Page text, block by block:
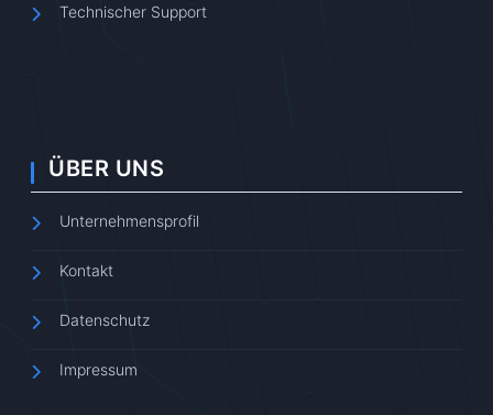
Technischer Support
ÜBER UNS
Unternehmensprofil
Kontakt
Datenschutz
Impressum